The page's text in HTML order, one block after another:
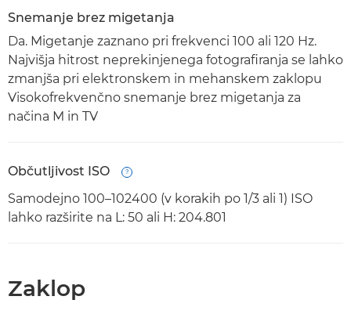
Snemanje brez migetanja
Da. Migetanje zaznano pri frekvenci 100 ali 120 Hz.
Najvišja hitrost neprekinjenega fotografiranja se lahko
zmanjša pri elektronskem in mehanskem zaklopu
Visokofrekvenčno snemanje brez migetanja za
načina M in TV
Občutljivost ISO
Samodejno 100–102400 (v korakih po 1/3 ali 1) ISO
lahko razširite na L: 50 ali H: 204.801
Zaklop